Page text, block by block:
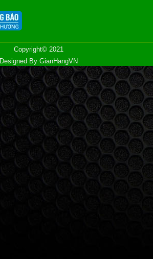
Copyright© 2021
Designed By GianHangVN